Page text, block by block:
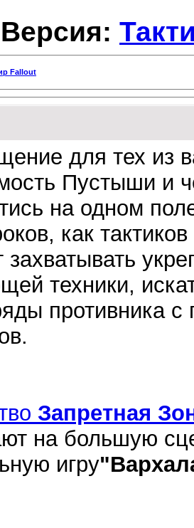
Fallout
для тех из
Пустыши и
на одном
как
захватывать
техники,
противника
Запретная
на большую
игру